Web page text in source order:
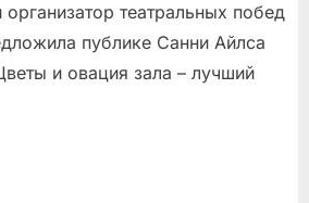
организатор театральных побед
публике Санни Айлса
и овация зала – лучший